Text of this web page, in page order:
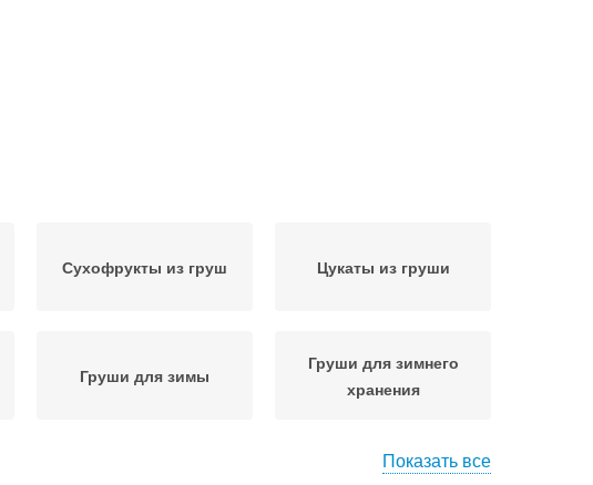
Сухофрукты из груш Цукаты из груши
Груши для зимы
Груши для зимнего
хранения
Показать все